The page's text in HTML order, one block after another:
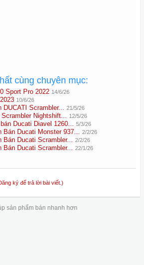
cùng chuyên mục:
Sport Pro 2022 14/6/26
10/6/26
DUCATI Scrambler... 21/5/26
Nightshift... 12/5/26
Ducati Diavel 1260... 5/3/26
Bán Ducati Monster 937... 2/2/26
Bán Ducati Scrambler... 2/2/26
Bán Ducati Scrambler... 22/1/26
ký để trả lời bài viết.)
sản phẩm bán nhanh hơn